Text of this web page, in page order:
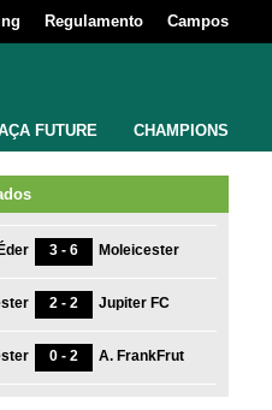
Regulamento Campos
FUTURE CHAMPIONS
3 - 6 Moleicester
2 - 2 Jupiter FC
0 - 2 A. FrankFrut